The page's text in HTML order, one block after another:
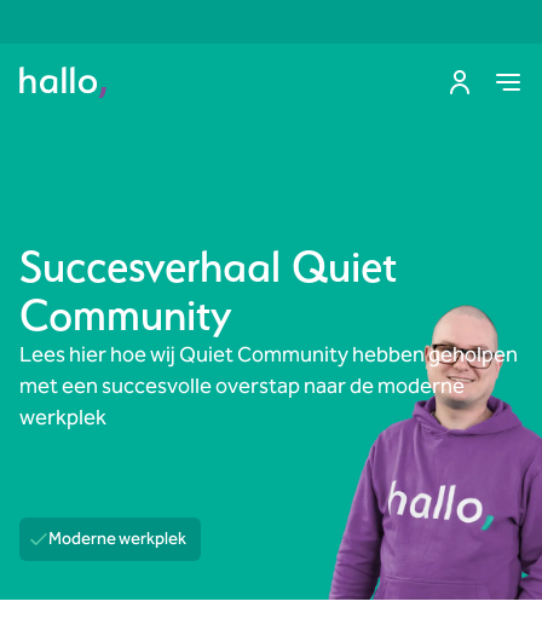
Succesverhaal Quiet
Community
Lees hier hoe wij Quiet Community hebben geholpen
met een succesvolle overstap naar de moderne
werkplek
Moderne werkplek